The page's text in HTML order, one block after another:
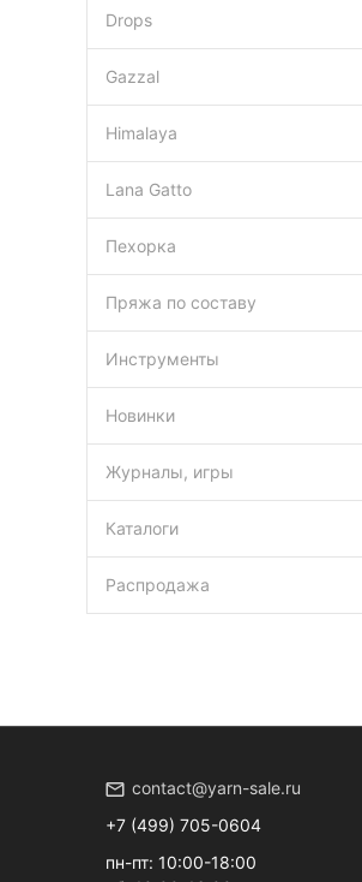
Drops
Gazzal
Himalaya
Lana Gatto
Пехорка
Пряжа по составу
Инструменты
Новинки
Журналы, игры
Каталоги
Распродажа
contact@yarn-sale.ru
+7 (499) 705-0604
пн-пт: 10:00-18:00